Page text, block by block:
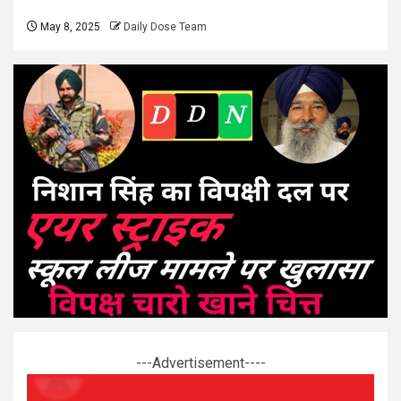
May 8, 2025 Daily Dose Team
---Advertisement----